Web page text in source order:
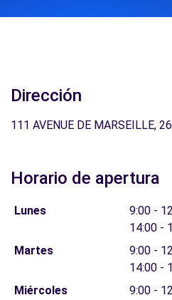
Dirección
111 AVENUE DE MARSEILLE,
Horario de apertura
Lunes
9:00 -
14:00 -
Martes
9:00 -
14:00 -
Miércoles
9:00 -